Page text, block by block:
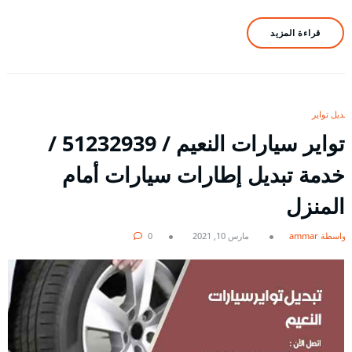
قراءة المزيد
تبديل تواير
تواير سيارات النعيم / 51232939‬ /
خدمة تبديل إطارات سيارات أمام
المنزل
بواسطة ammar مارس 10, 2021 0